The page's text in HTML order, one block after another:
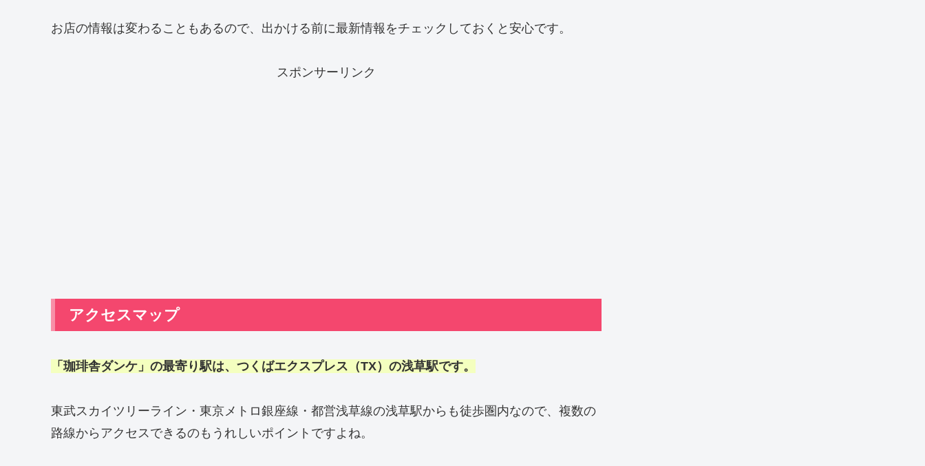
お店の情報は変わることもあるので、出かける前に最新情報をチェックしておくと安心です。
スポンサーリンク
アクセスマップ
「珈琲舎ダンケ」の最寄り駅は、つくばエクスプレス（TX）の浅草駅です。
東武スカイツリーライン・東京メトロ銀座線・都営浅草線の浅草駅からも徒歩圏内なので、複数の
路線からアクセスできるのもうれしいポイントですよね。